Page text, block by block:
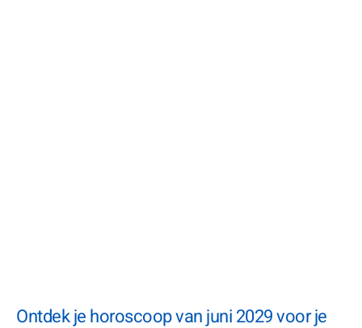
Ontdek je horoscoop van juni 2029 voor je